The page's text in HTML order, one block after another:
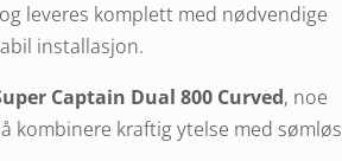
leveres komplett med nødvendige
installasjon.
Captain Dual 800 Curved, noe
kombinere kraftig ytelse med sømløs